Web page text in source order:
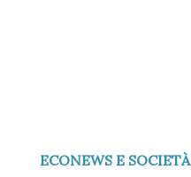
ECONEWS E SOCIETÀ